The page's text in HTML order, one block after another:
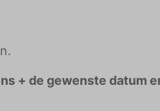
+ de gewenste datum